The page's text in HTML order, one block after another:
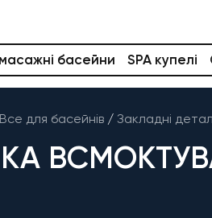
басейни SPA купелі
Все для басейнів / Закладні